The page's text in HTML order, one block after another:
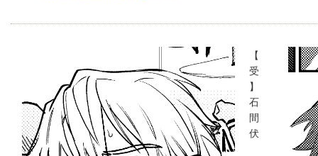
【
受
】
石
間
伏